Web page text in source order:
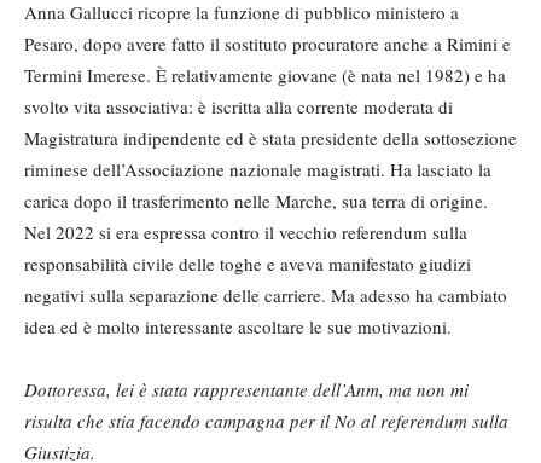
Anna Gallucci ricopre la funzione di pubblico ministero a
Pesaro, dopo avere fatto il sostituto procuratore anche a Rimini e
Termini Imerese. È relativamente giovane (è nata nel 1982) e ha
svolto vita associativa: è iscritta alla corrente moderata di
Magistratura indipendente ed è stata presidente della sottosezione
riminese dell’Associazione nazionale magistrati. Ha lasciato la
carica dopo il trasferimento nelle Marche, sua terra di origine.
Nel 2022 si era espressa contro il vecchio referendum sulla
responsabilità civile delle toghe e aveva manifestato giudizi
negativi sulla separazione delle carriere. Ma adesso ha cambiato
idea ed è molto interessante ascoltare le sue motivazioni.
Dottoressa, lei è stata rappresentante dell’Anm, ma non mi
risulta che stia facendo campagna per il No al referendum sulla
Giustizia.